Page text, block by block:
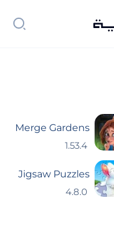
Merge Gardens
Jigsaw Puzzles